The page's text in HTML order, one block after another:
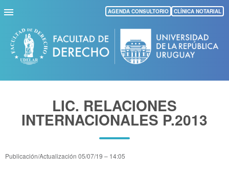
Pasar
al
contenido
principal
AGENDA CONSULTORIO CLÍNICA NOTARIAL
LIC. RELACIONES
INTERNACIONALES P.2013
Publicación/Actualización 05/07/19 – 14:05